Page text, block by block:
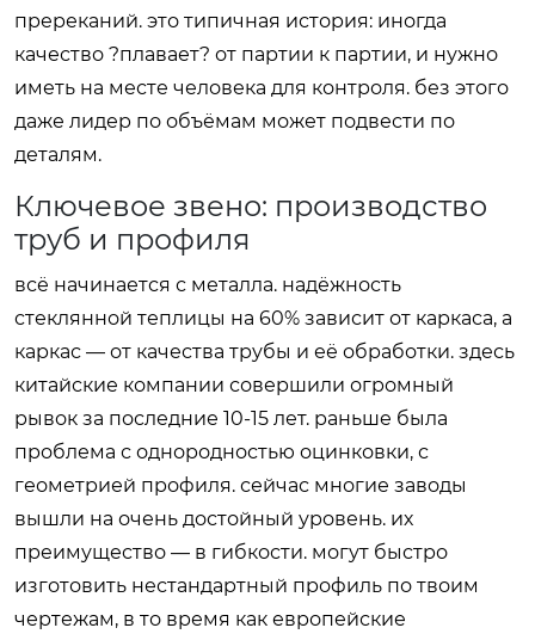
пререканий. это типичная история: иногда
качество ?плавает? от партии к партии, и нужно
иметь на месте человека для контроля. без этого
даже лидер по объёмам может подвести по
деталям.
Ключевое звено: производство
труб и профиля
всё начинается с металла. надёжность
стеклянной теплицы на 60% зависит от каркаса, а
каркас — от качества трубы и её обработки. здесь
китайские компании совершили огромный
рывок за последние 10-15 лет. раньше была
проблема с однородностью оцинковки, с
геометрией профиля. сейчас многие заводы
вышли на очень достойный уровень. их
преимущество — в гибкости. могут быстро
изготовить нестандартный профиль по твоим
чертежам, в то время как европейские